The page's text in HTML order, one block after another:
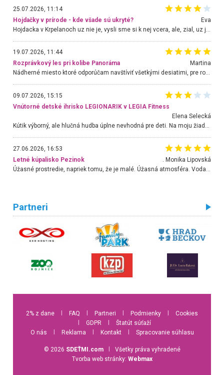
25.07.2026, 11:14
Hojdačky v prírode - kde všade sú ukryté?
Eva
19.07.2026, 11:44
Rozprávkový les pri kolibe Panoráma
Martina
Nádherné miesto ktoré odporúčam navštíviť všetkými desiatimi, pre rodiny s deťmi, dôchodcom... Proste a jednoducho ozaj rozprávkový les.. určite ešte prídeme. Odniesli sme si na pamiatku krásne tričká,
09.07.2026, 15:15
Vnútorné detské ihrisko LEGIONARIK v LEGIA Fitness
Elena Selecká
Kútik výborný, ale hlučná hudba úplne nevhodná pre deti. Na moju žiadosť o aspoň sušenie nereagovali.
27.06.2026, 16:53
Letné kúpalisko Pezinok
. Monika Lipovská
Partneri
2% z dane FAQ Partneri Podmienky
Cookies
GDPR
Štatút súťaží
O nás
Reklama Kontakt Spracovanie súhlasu
© 2026 SDEŤMI.com
Všetky práva vyhradené
Tvorba web stránky: Webmax